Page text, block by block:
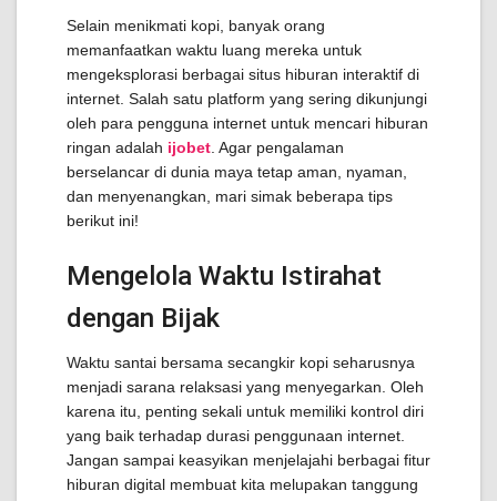
Selain menikmati kopi, banyak orang
memanfaatkan waktu luang mereka untuk
mengeksplorasi berbagai situs hiburan interaktif di
internet. Salah satu platform yang sering dikunjungi
oleh para pengguna internet untuk mencari hiburan
ringan adalah ijobet . Agar pengalaman
berselancar di dunia maya tetap aman, nyaman,
dan menyenangkan, mari simak beberapa tips
berikut ini!
Mengelola Waktu Istirahat
dengan Bijak
Waktu santai bersama secangkir kopi seharusnya
menjadi sarana relaksasi yang menyegarkan. Oleh
karena itu, penting sekali untuk memiliki kontrol diri
yang baik terhadap durasi penggunaan internet.
Jangan sampai keasyikan menjelajahi berbagai fitur
hiburan digital membuat kita melupakan tanggung